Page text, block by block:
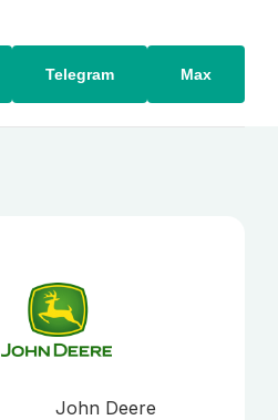
Telegram Max
John Deere